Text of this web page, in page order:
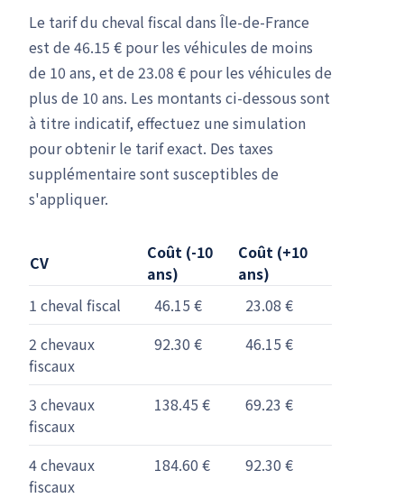
Le tarif du cheval fiscal dans Île-de-France
est de 46.15 € pour les véhicules de moins
de 10 ans, et de 23.08 € pour les véhicules de
plus de 10 ans. Les montants ci-dessous sont
à titre indicatif, effectuez une simulation
pour obtenir le tarif exact. Des taxes
supplémentaire sont susceptibles de
s'appliquer.
CV
Coût (-10
ans)
Coût (+10
ans)
1 cheval fiscal
46.15 €
23.08 €
2 chevaux
fiscaux
92.30 € 46.15 €
3 chevaux
fiscaux
138.45 € 69.23 €
4 chevaux
fiscaux
184.60 € 92.30 €